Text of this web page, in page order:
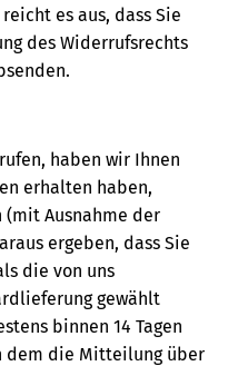
es aus, dass Sie
des Widerrufsrechts
haben wir Ihnen
erhalten haben,
Ausnahme der
ergeben, dass Sie
die von uns
gewählt
binnen 14 Tagen
dem die Mitteilung über